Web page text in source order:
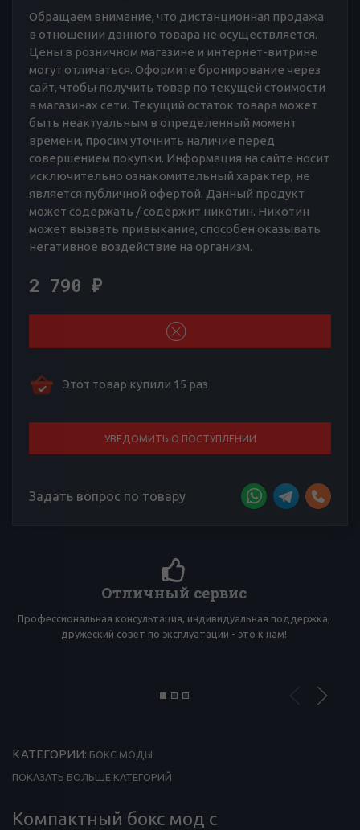
Обращаем внимание, что дистанционная продажа
в отношении данного товара не осуществляется.
Цены в розничном магазине и интернет-витрине
могут отличаться. Оформите бронирование через
сайт, чтобы получить товар по текущей стоимости
в магазинах сети. Текущий остаток товара может
быть неактуальным в определенный момент
времени, просим уточнить наличие перед
совершением покупки. Информация на сайте носит
исключительно ознакомительный характер, не
является публичной офертой. Данный продукт
может содержать / содержит никотин. Никотин
может вызвать привыкание, способен оказывать
негативное воздействие на организм.
2 790 ₽
Этот товар купили 15 раз
УВЕДОМИТЬ О ПОСТУПЛЕНИИ
Задать вопрос по товару
Отличный сервис
Профессиональная консультация, индивидуальная поддержка,
дружеский совет по эксплуатации - это к нам!
КАТЕГОРИИ: БОКС МОДЫ
ПОКАЗАТЬ БОЛЬШЕ КАТЕГОРИЙ
Компактный бокс мод с